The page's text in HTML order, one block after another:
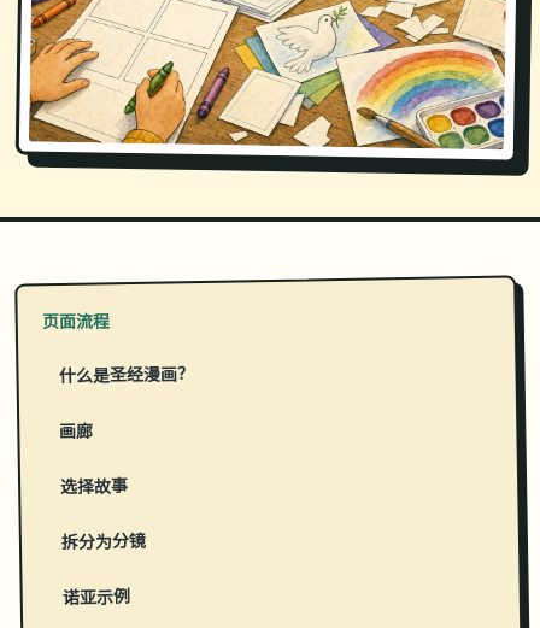
页面流程
什么是圣经漫画？
画廊
选择故事
拆分为分镜
诺亚示例